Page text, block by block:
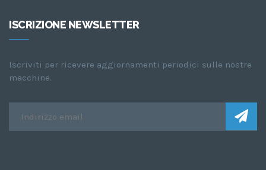
ISCRIZIONE NEWSLETTER
Iscriviti per ricevere aggiornamenti periodici sulle nostre
macchine.